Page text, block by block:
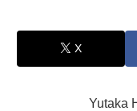
X
Yutaka